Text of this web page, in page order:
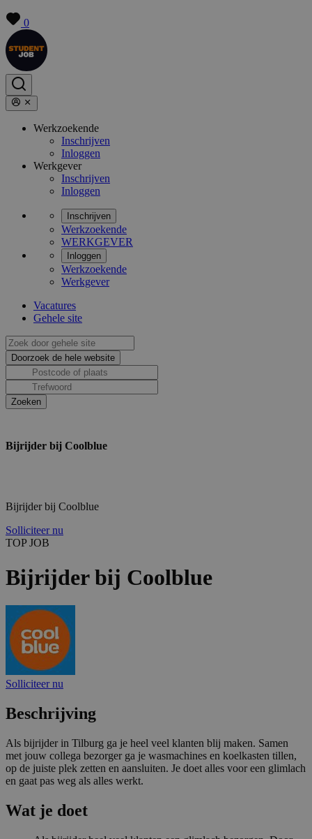
0
Werkzoekende
Inschrijven
Inloggen
Werkgever
Inschrijven
Inloggen
Inschrijven
Werkzoekende
WERKGEVER
Inloggen
Werkzoekende
Werkgever
Vacatures
Gehele site
Bijrijder bij Coolblue
Bijrijder bij Coolblue
Solliciteer nu
TOP JOB
Bijrijder bij Coolblue
Solliciteer nu
Beschrijving
Als bijrijder in Tilburg ga je heel veel klanten blij maken. Samen
met jouw collega bezorger ga je wasmachines en koelkasten tillen,
op de juiste plek zetten en aansluiten. Je doet alles voor een glimlach
en gaat pas weg als alles werkt.
Wat je doet